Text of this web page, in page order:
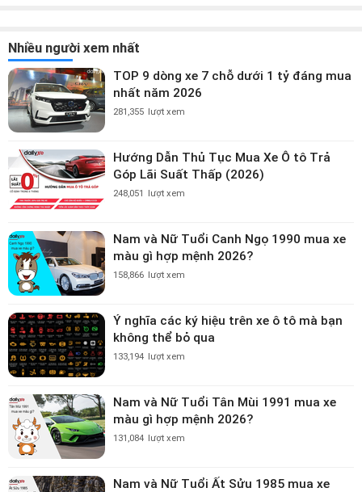
Nhiều người xem nhất
TOP 9 dòng xe 7 chỗ dưới 1 tỷ đáng mua
nhất năm 2026
281,355 lượt xem
Hướng Dẫn Thủ Tục Mua Xe Ô tô Trả
Góp Lãi Suất Thấp (2026)
248,051 lượt xem
Nam và Nữ Tuổi Canh Ngọ 1990 mua xe
màu gì hợp mệnh 2026?
158,866 lượt xem
Ý nghĩa các ký hiệu trên xe ô tô mà bạn
không thể bỏ qua
133,194 lượt xem
Nam và Nữ Tuổi Tân Mùi 1991 mua xe
màu gì hợp mệnh 2026?
131,084 lượt xem
Nam và Nữ Tuổi Ất Sửu 1985 mua xe